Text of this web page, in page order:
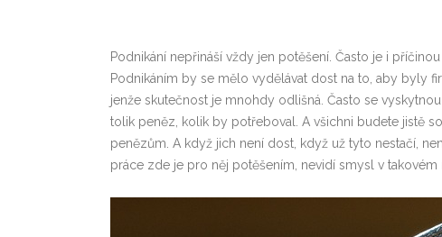
Podnikání nepřináší vždy jen potěšení. Často je i
Podnikáním by se mělo vydělávat dost na to, aby byly
jenže skutečnost je mnohdy odlišná. Často se
tolik peněz, kolik by potřeboval. A všichni budete jistě
penězům. A když jich není dost, když už tyto nestačí,
práce zde je pro něj potěšením, nevidí smysl v